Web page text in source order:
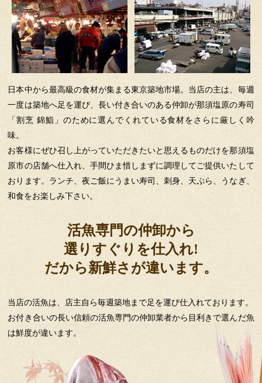
日本中から最高級の食材が集まる東京築地市場。当店の主は、毎週
一度は築地へ足を運び、長い付き合いのある仲卸が那須塩原の寿司
「割烹 錦鮨」のために選んでくれている食材をさらに厳しく吟
味。
お客様にぜひ召し上がっていただきたいと思えるものだけを那須塩
原市の店舗へ仕入れ、手間ひま惜しまずに調理してご提供いたして
おります。ランチ、夜ご飯にうまい寿司、刺身、天ぷら、うなぎ、
和食をお楽しみ下さい。
活魚専門の仲卸から
選りすぐりを仕入れ!
だから新鮮さが違います。
当店の活魚は、店主自ら毎週築地まで足を運び仕入れております。
お付き合いの長い信頼の活魚専門の仲卸業者から目利きで選んだ魚
は鮮度が違います。